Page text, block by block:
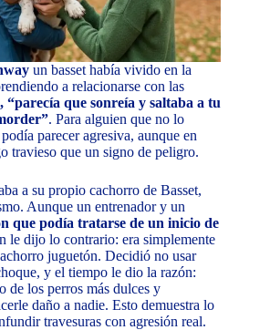
un basset había vivido en la
a relacionarse con las
“parecía que sonreía y saltaba a tu
. Para alguien que no lo
parecer agresiva, aunque en
travieso que un signo de peligro.
a su propio cachorro de Basset,
Aunque un entrenador y un
que podía tratarse de un inicio de
le dijo lo contrario: era simplemente
juguetón. Decidió no usar
y el tiempo le dio la razón:
de los perros más dulces y
daño a nadie. Esto demuestra lo
travesuras con agresión real.